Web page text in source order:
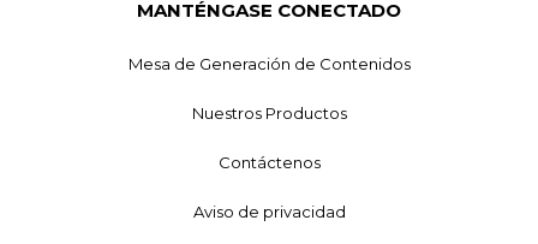
MANTÉNGASE CONECTADO
Mesa de Generación de Contenidos
Nuestros Productos
Contáctenos
Aviso de privacidad